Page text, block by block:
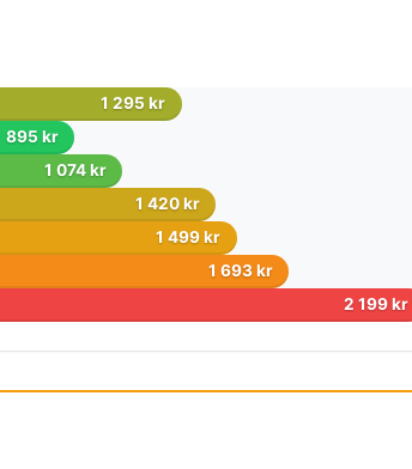
1 295 kr
895 kr
1 074 kr
1 420 kr
1 499 kr
1 693 kr
2 199 kr